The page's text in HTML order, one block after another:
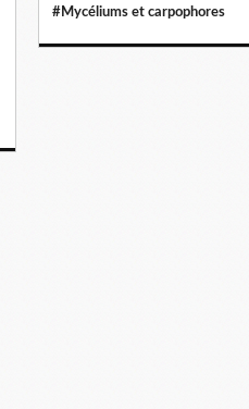
#Mycéliums et carpophores